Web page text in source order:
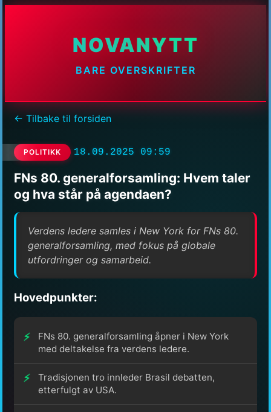
NOVANYTT
BARE OVERSKRIFTER
← Tilbake til forsiden
POLITIKK 18.09.2025 09:59
FNs 80. generalforsamling: Hvem taler
og hva står på agendaen?
Verdens ledere samles i New York for FNs 80.
generalforsamling, med fokus på globale
utfordringer og samarbeid.
Hovedpunkter:
FNs 80. generalforsamling åpner i New York
med deltakelse fra verdens ledere.
Tradisjonen tro innleder Brasil debatten,
etterfulgt av USA.